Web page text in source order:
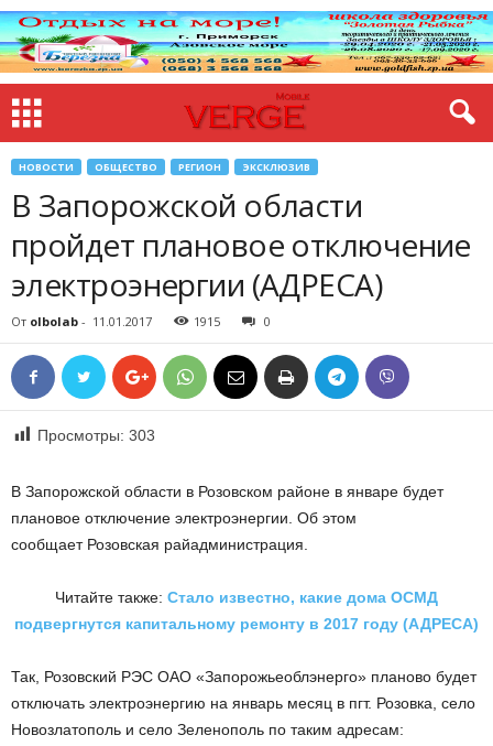
НОВОСТИ ОБЩЕСТВО РЕГИОН ЭКСКЛЮЗИВ
В Запорожской области
пройдет плановое отключение
электроэнергии (АДРЕСА)
От olbolab - 11.01.2017 1915 0
Просмотры: 303
В Запорожской области в Розовском районе в январе будет
плановое отключение электроэнергии. Об этом
сообщает Розовская райадминистрация.
Читайте также: Стало известно, какие дома ОСМД
подвергнутся капитальному ремонту в 2017 году (АДРЕСА)
Так, Розовский РЭС ОАО «Запорожьеоблэнерго» планово будет
отключать электроэнергию на январь месяц в пгт. Розовка, село
Новозлатополь и село Зеленополь по таким адресам: